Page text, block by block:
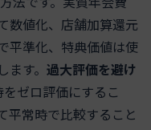
数値化、店舗加算還元
平準化、特典価値は使
す。 過大評価を避け
ゼロ評価にするこ
平常時で比較すること